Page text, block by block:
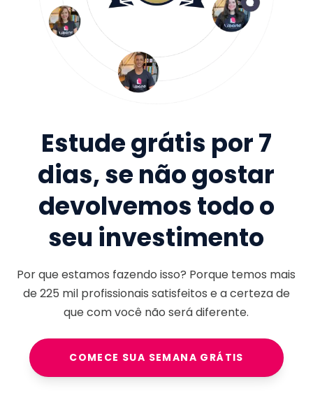
Estude grátis por 7
dias, se não gostar
devolvemos todo o
seu investimento
Por que estamos fazendo isso? Porque temos mais
de225 milprofissionais satisfeitos e a certeza de
que com você não será diferente.
COMECE SUA SEMANA GRÁTIS